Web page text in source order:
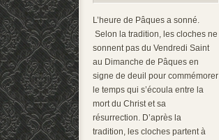
L’heure de Pâques a sonné.
Selon la tradition, les cloches ne
sonnent pas du Vendredi Saint
au Dimanche de Pâques en
signe de deuil pour commémorer
le temps qui s’écoula entre la
mort du Christ et sa
résurrection. D’après la
tradition, les cloches partent à